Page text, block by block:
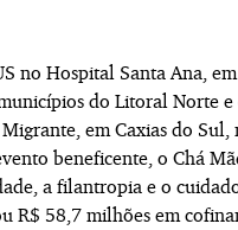
no Hospital Santa Ana,
do Litoral Norte e
em Caxias do Sul,
beneficente, o Chá
a filantropia e o
R$ 58,7 milhões em